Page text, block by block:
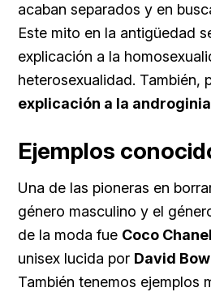
acaban separados y en
Este mito en la antigüedad
explicación a la
heterosexualidad. También,
explicación a la androginia
Ejemplos
Una de las pioneras en
género masculino y el
de la moda fue Coco Chanel
unisex lucida por David
También tenemos ejemplos